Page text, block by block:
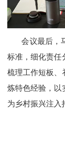
会议最后，马
标准，细化责任
梳理工作短板、
炼特色经验，以
为乡村振兴注入